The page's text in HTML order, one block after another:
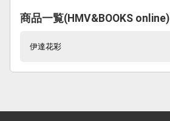
商品一覧(HMV&BOOKS online)
伊達花彩